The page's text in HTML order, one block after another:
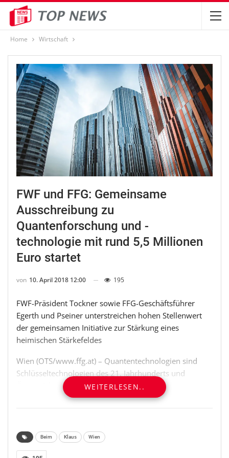
Home Wirtschaft
FWF und FFG: Gemeinsame
Ausschreibung zu
Quantenforschung und -
technologie mit rund 5,5 Millionen
Euro startet
von 10. April 2018 12:00 195
FWF-Präsident Tockner sowie FFG-Geschäftsführer
Egerth und Pseiner unterstreichen hohen Stellenwert
der gemeinsamen Initiative zur Stärkung eines
heimischen Stärkefeldes
Wien (OTS/www.ffg.at) – Quantentechnologien sind
Schlüsseltechnologien des 21. Jahrhunderts und
Österreich nimmt international bereits eine
Spitzenposition ein. Mit einer gemeinsamen
Ausschreibung des Wissenschaftsfonds (FWF) und der
(FFG) wird dieses Stärkefeld gezielt ausgebaut. „Wir
WEITERLESEN..
Beim Klaus Wien